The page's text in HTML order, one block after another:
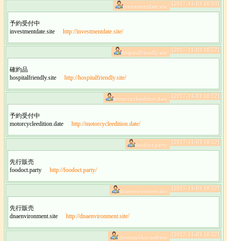
[2017-11-03 18:53]
investmentdate.site:
予約受付中
investmentdate.site
http://investmentdate.site/
[2017-11-03 18:52]
hospitalfriendly.site:
確約品
hospitalfriendly.site
http://hospitalfriendly.site/
[2017-11-03 18:52]
motorcycleedition.date:
予約受付中
motorcycleedition.date
http://motorcycleedition.date/
[2017-11-03 18:52]
foodoct.party:
先行販売
foodoct.party
http://foodoct.party/
[2017-11-03 18:52]
dnaenvironment.site:
先行販売
dnaenvironment.site
http://dnaenvironment.site/
[2017-11-03 18:52]
chinesepoker.website: